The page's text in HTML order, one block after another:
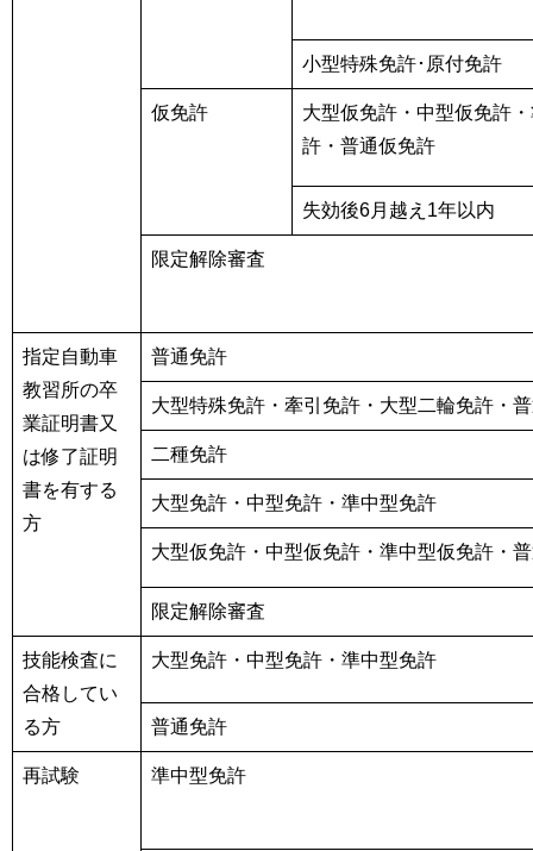
小型特殊免許･原付免許
仮免許
大型仮免許・中型仮免許
許・普通仮免許
失効後6月越え1年以内
限定解除審査
指定自動車
教習所の卒
業証明書又
は修了証明
書を有する
方
普通免許
大型特殊免許・牽引免許・大型二輪免許・
二種免許
大型免許・中型免許・準中型免許
大型仮免許・中型仮免許・準中型仮免許・
限定解除審査
技能検査に
合格してい
る方
大型免許・中型免許・準中型免許
普通免許
再試験 準中型免許